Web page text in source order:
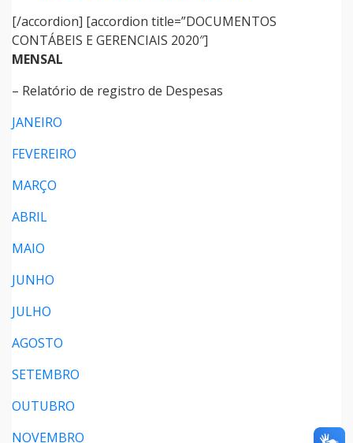
[/accordion] [accordion title=”DOCUMENTOS
CONTÁBEIS E GERENCIAIS 2020″]
MENSAL
– Relatório de registro de Despesas
JANEIRO
FEVEREIRO
MARÇO
ABRIL
MAIO
JUNHO
JULHO
AGOSTO
SETEMBRO
OUTUBRO
NOVEMBRO